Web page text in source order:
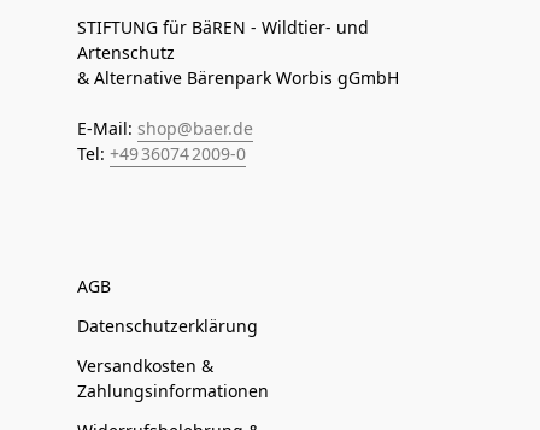
STIFTUNG für BäREN - Wildtier- und
Artenschutz
& Alternative Bärenpark Worbis gGmbH
E-Mail: shop@baer.de
Tel: +49 36074 2009-0
AGB
Datenschutzerklärung
Versandkosten &
Zahlungsinformationen